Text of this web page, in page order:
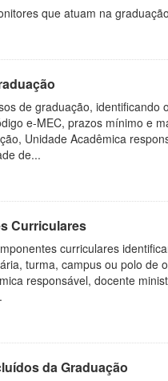
que atuam na
de graduação, identificando o
e-MEC, prazos mínimo e
Unidade Acadêmica
de...
Curriculares
curriculares
turma, campus ou polo de
responsável, docente
da Graduação